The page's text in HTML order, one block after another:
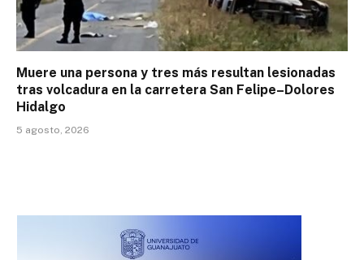
Muere una persona y tres más resultan lesionadas
tras volcadura en la carretera San Felipe–Dolores
Hidalgo
5 agosto, 2026